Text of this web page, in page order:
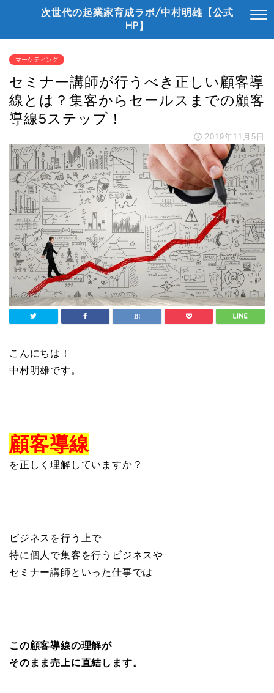
次世代の起業家育成ラボ/中村明雄【公式
HP】
マーケティング
セミナー講師が行うべき正しい顧客導
線とは？集客からセールスまでの顧客
導線5ステップ！
2019年11月5日
こんにちは！
中村明雄です。
顧客導線
を正しく理解していますか？
ビジネスを行う上で
特に個人で集客を行うビジネスや
セミナー講師といった仕事では
この顧客導線の理解が
そのまま売上に直結します。